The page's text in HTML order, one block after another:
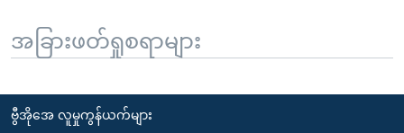
အခြားဖတ်ရှုစရာများ
ဗွီအိုအေ လူမှုကွန်ယက်များ